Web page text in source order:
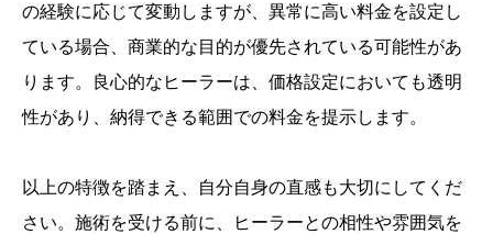
の経験に応じて変動しますが、異常に高い料金を設定し
ている場合、商業的な目的が優先されている可能性があ
ります。良心的なヒーラーは、価格設定においても透明
性があり、納得できる範囲での料金を提示します。
以上の特徴を踏まえ、自分自身の直感も大切にしてくだ
さい。施術を受ける前に、ヒーラーとの相性や雰囲気を